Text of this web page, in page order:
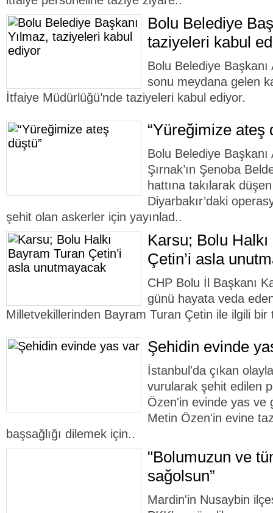
Bolu Belediye
taziyeleri kabul
Bolu Belediye
sonu meydana gelen
İtfaiye Müdürlüğü’nde taziyeleri kabul ediyor.
“Yüreğimize ateş
Bolu Belediye Başkanı
Şırnak’ın Şenoba
hattına takılarak
Diyarbakır’daki
şehit olan askerler için yayınlad..
Karsu; Bolu
Çetin’i asla
CHP Bolu İl Başkanı
günü hayata veda
Milletvekillerinden Bayram Turan Çetin ile ilgili bir
Şehidin evinde
İstanbul'da çıkan
vurularak şehit edilen
Özen'in evinde yas ve
Metin Özen'in evine
başsağlığı dilemek için..
"Bolumuzun ve
sağolsun”
Mardin'in Nusaybin